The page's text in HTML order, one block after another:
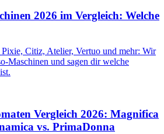
2026 im Vergleich: Welche
Pixie, Citiz, Atelier, Vertuo und mehr: Wir
Maschinen und sagen dir welche
Vergleich 2026: Magnifica
vs. PrimaDonna